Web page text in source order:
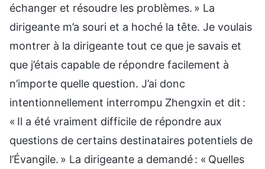
échanger et résoudre les problèmes. » La
dirigeante m’a souri et a hoché la tête. Je voulais
montrer à la dirigeante tout ce que je savais et
que j’étais capable de répondre facilement à
n’importe quelle question. J’ai donc
intentionnellement interrompu Zhengxin et dit :
« Il a été vraiment difficile de répondre aux
questions de certains destinataires potentiels de
l’Évangile. » La dirigeante a demandé : « Quelles